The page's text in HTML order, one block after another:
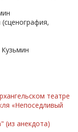
театре
«Непоседливый
(из анекдота)